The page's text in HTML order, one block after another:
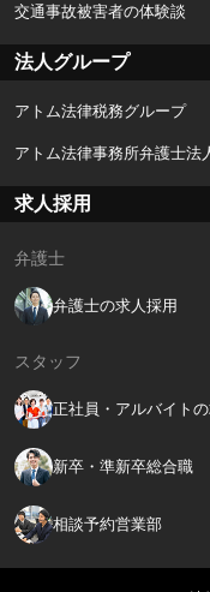
交通事故被害者の体験談
法人グループ
アトム法律税務グループ
アトム法律事務所弁護士法
求人採用
弁護士
弁護士の求人採用
スタッフ
正社員・アルバイト
新卒・準新卒総合職
相談予約営業部